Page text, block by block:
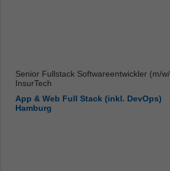
Senior Fullstack Softwareentwickler (m/
InsurTech
App & Web Full Stack (inkl. DevOps)
Hamburg